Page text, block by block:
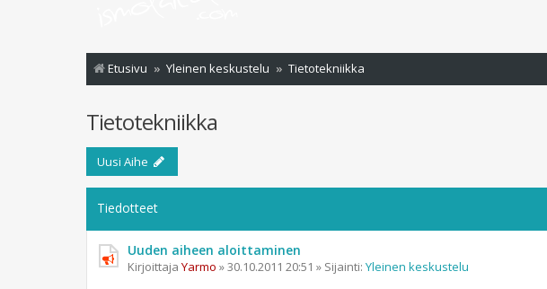
Etusivu Yleinen keskustelu Tietotekniikka
Tietotekniikka
Uusi Aihe
Tiedotteet
Uuden aiheen aloittaminen
Kirjoittaja Yarmo »30.10.2011 20:51 » Sijainti: Yleinen keskustelu